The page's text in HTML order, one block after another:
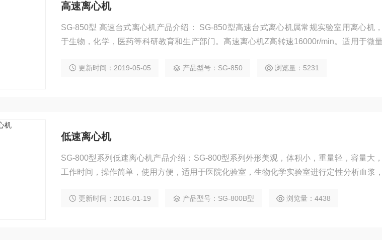
高速离心机
SG-850型 高速台式离心机产品介绍： SG-850型高速台式离心机属常规实验室用离心机
于生物，化学，医药等科研教育和生产部门。高速离心机Z高转速16000r/min。适用于微
更新时间：2019-05-05 产品型号：SG-850 浏览量：5231
低速离心机
SG-800型系列低速离心机产品介绍：SG-800型系列外形美观，体积小，重量轻，容量大
工作时间，操作简单，使用方便，适用于医院化验室，生物化学实验室进行定性分析血浆
更新时间：2016-01-19 产品型号：SG-800B型 浏览量：4438